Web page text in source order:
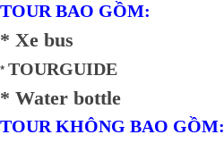
TOUR BAO GỒM:
* Xe bus
* TOURGUIDE
* Water bottle
TOUR KHÔNG BAO GỒM: